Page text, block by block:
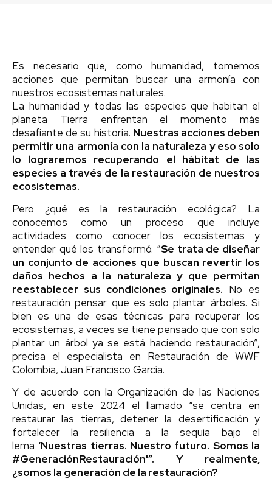
Es necesario que, como humanidad, tomemos
acciones que permitan buscar una armonía con
nuestros ecosistemas naturales.
La humanidad y todas las especies que habitan el
planeta Tierra enfrentan el momento más
desafiante de su historia. Nuestras acciones deben
permitir una armonía con la naturaleza y eso solo
lo lograremos recuperando el hábitat de las
especies a través de la restauración de nuestros
ecosistemas.
Pero ¿qué es la restauración ecológica? La
conocemos como un proceso que incluye
actividades como conocer los ecosistemas y
entender qué los transformó. “Se trata de diseñar
un conjunto de acciones que buscan revertir los
daños hechos a la naturaleza y que permitan
reestablecer sus condiciones originales. No es
restauración pensar que es solo plantar árboles. Si
bien es una de esas técnicas para recuperar los
ecosistemas, a veces se tiene pensado que con solo
plantar un árbol ya se está haciendo restauración”,
precisa el especialista en Restauración de WWF
Colombia, Juan Francisco García.
Y de acuerdo con la Organización de las Naciones
Unidas, en este 2024 el llamado “se centra en
restaurar las tierras, detener la desertificación y
fortalecer la resiliencia a la sequía bajo el
lema‘Nuestras tierras. Nuestro futuro. Somos la
#GeneraciónRestauración'”. Y realmente,
¿somos la generación de la restauración?